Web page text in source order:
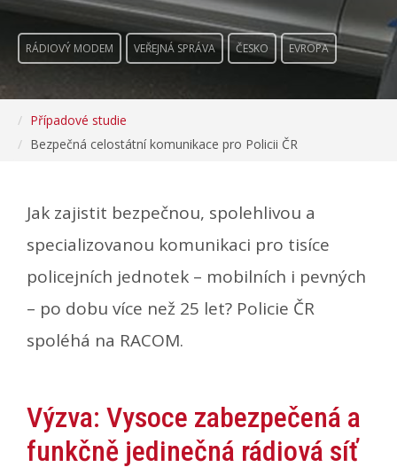
RÁDIOVÝ MODEM VEŘEJNÁ SPRÁVA ČESKO EVROPA
Případové studie
Bezpečná celostátní komunikace pro Policii ČR
Jak zajistit bezpečnou, spolehlivou a
specializovanou komunikaci pro tisíce
policejních jednotek – mobilních i pevných
– po dobu více než 25 let? Policie ČR
spoléhá na RACOM.
Výzva: Vysoce zabezpečená a
funkčně jedinečná rádiová síť